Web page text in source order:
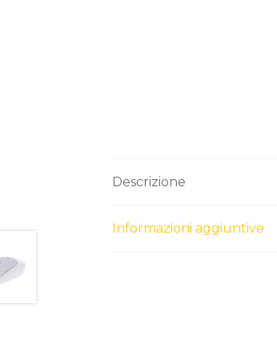
Descrizione
Informazioni aggiuntive